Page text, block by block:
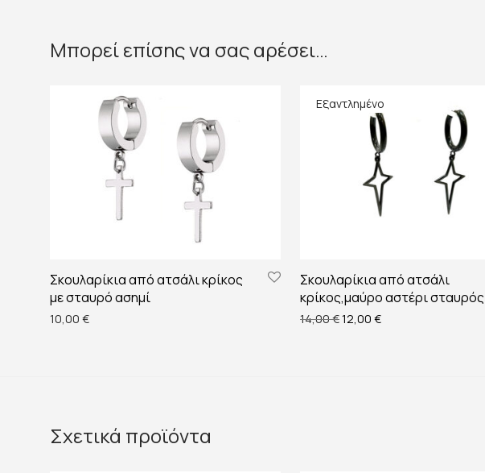
Μπορεί επίσης να σας αρέσει…
Σκουλαρίκια από ατσάλι κρίκος
με σταυρό ασημί
10,00 €
Σκουλαρίκια από ατσάλι
κρίκος,μαύρο αστέρι σταυρός
14,00€Original price was: 14,00 €.
12,00 €Η τρέχουσα τιμή
Σχετικά προϊόντα